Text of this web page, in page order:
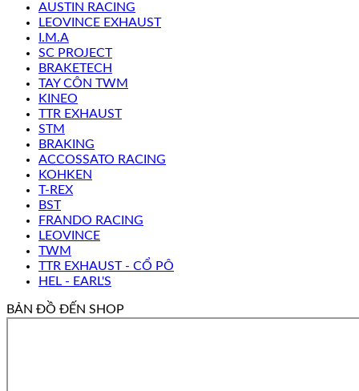
AUSTIN RACING
LEOVINCE EXHAUST
I.M.A
SC PROJECT
BRAKETECH
TAY CÔN TWM
KINEO
TTR EXHAUST
STM
BRAKING
ACCOSSATO RACING
KOHKEN
T-REX
BST
FRANDO RACING
LEOVINCE
TWM
TTR EXHAUST - CỔ PÔ
HEL - EARL'S
BẢN ĐỒ ĐẾN SHOP